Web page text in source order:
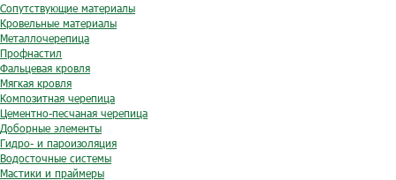
Сопутствующие материалы
Кровельные материалы
Металлочерепица
Профнастил
Фальцевая кровля
Мягкая кровля
Композитная черепица
Цементно-песчаная черепица
Доборные элементы
Гидро- и пароизоляция
Водосточные системы
Мастики и праймеры